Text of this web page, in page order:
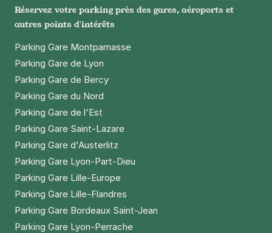
Réservez votre parking près des gares, aéroports et
autres points d'intérêts
Parking Gare Montparnasse
Parking Gare de Lyon
Parking Gare de Bercy
Parking Gare du Nord
Parking Gare de l'Est
Parking Gare Saint-Lazare
Parking Gare d'Austerlitz
Parking Gare Lyon-Part-Dieu
Parking Gare Lille-Europe
Parking Gare Lille-Flandres
Parking Gare Bordeaux Saint-Jean
Parking Gare Lyon-Perrache